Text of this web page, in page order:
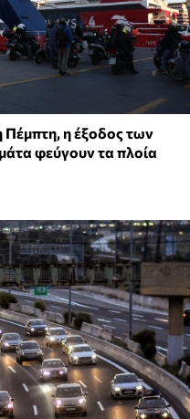
η έξοδος των
φεύγουν τα πλοία